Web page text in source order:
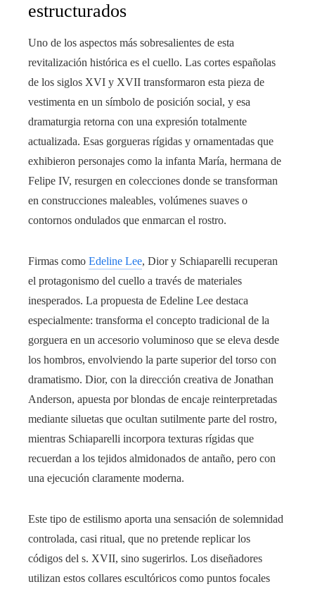
estructurados
Uno de los aspectos más sobresalientes de esta
revitalización histórica es el cuello. Las cortes españolas
de los siglos XVI y XVII transformaron esta pieza de
vestimenta en un símbolo de posición social, y esa
dramaturgia retorna con una expresión totalmente
actualizada. Esas gorgueras rígidas y ornamentadas que
exhibieron personajes como la infanta María, hermana de
Felipe IV, resurgen en colecciones donde se transforman
en construcciones maleables, volúmenes suaves o
contornos ondulados que enmarcan el rostro.
Firmas como Edeline Lee, Dior y Schiaparelli recuperan
el protagonismo del cuello a través de materiales
inesperados. La propuesta de Edeline Lee destaca
especialmente: transforma el concepto tradicional de la
gorguera en un accesorio voluminoso que se eleva desde
los hombros, envolviendo la parte superior del torso con
dramatismo. Dior, con la dirección creativa de Jonathan
Anderson, apuesta por blondas de encaje reinterpretadas
mediante siluetas que ocultan sutilmente parte del rostro,
mientras Schiaparelli incorpora texturas rígidas que
recuerdan a los tejidos almidonados de antaño, pero con
una ejecución claramente moderna.
Este tipo de estilismo aporta una sensación de solemnidad
controlada, casi ritual, que no pretende replicar los
códigos del s. XVII, sino sugerirlos. Los diseñadores
utilizan estos collares escultóricos como puntos focales